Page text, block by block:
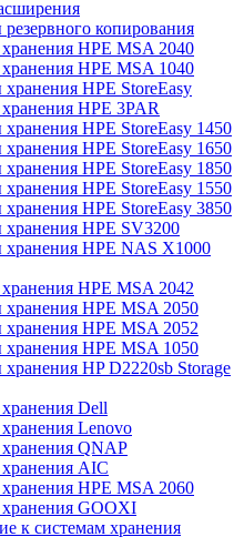
копирования
HPE MSA 2040
HPE MSA 1040
HPE StoreEasy
HPE 3PAR
HPE StoreEasy 1450
HPE StoreEasy 1650
HPE StoreEasy 1850
HPE StoreEasy 1550
HPE StoreEasy 3850
HPE SV3200
HPE NAS X1000
HPE MSA 2042
HPE MSA 2050
HPE MSA 2052
HPE MSA 1050
HP D2220sb Storage
Dell
Lenovo
QNAP
AIC
HPE MSA 2060
GOOXI
к системам хранения